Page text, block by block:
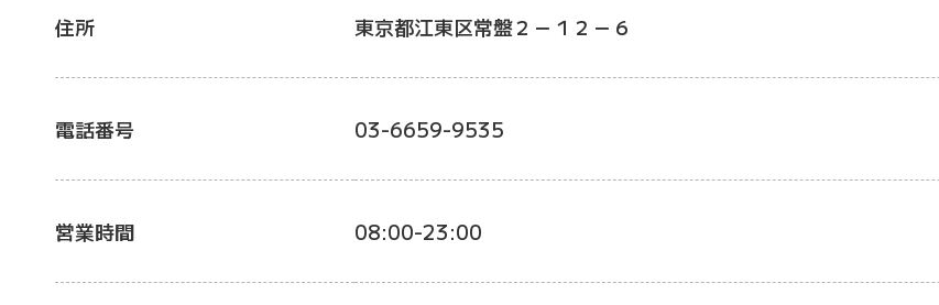
住所 東京都江東区常盤２－１２－６
電話番号 03-6659-9535
営業時間 08:00-23:00